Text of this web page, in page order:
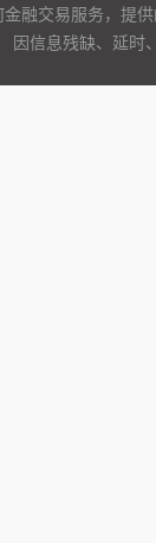
融交易服务，提
因信息残缺、延时